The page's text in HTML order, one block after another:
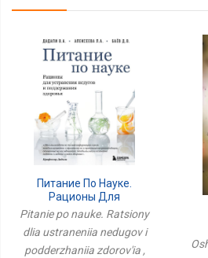
Питание По Науке.
Рационы Для
Устранения Недугов И
Поддержания Здоровья
Pitanie po nauke. Ratsiony
dlia ustraneniia nedugov i
podderzhaniia zdorov'ia ,